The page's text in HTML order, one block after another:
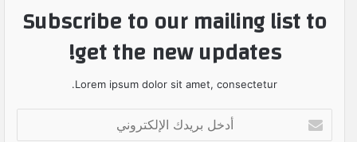
Subscribe to our mailing list to
get the new updates!
Lorem ipsum dolor sit amet, consectetur.